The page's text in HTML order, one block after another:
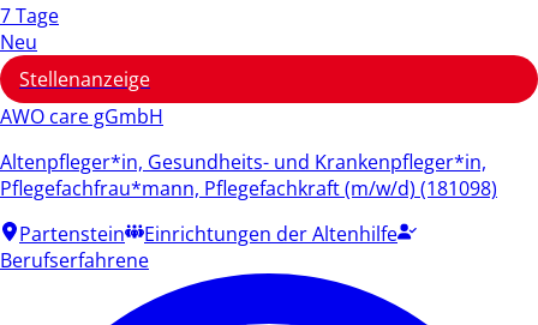
7 Tage
Neu
Stellenanzeige
AWO care gGmbH
Altenpfleger*in, Gesundheits- und Krankenpfleger*in,
Pflegefachfrau*mann, Pflegefachkraft (m/w/d) (181098)
Partenstein
Einrichtungen der Altenhilfe
Berufserfahrene